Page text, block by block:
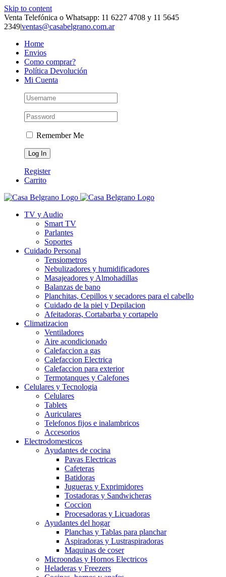
Skip to content
Venta Telefónica o Whatsapp: 11 6227 4708 y 11 5645
2349|ventas@casabelgrano.com.ar
Home
Envios
Como comprar?
Política Devolución
Mi Cuenta
Remember Me
Register
Carrito
TV y Audio
Smart TV
Parlantes
Soportes
Cuidado Personal
Tensiometros
Nebulizadores y humidificadores
Masajeadores y Almohadillas
Balanzas de bano
Planchitas, Cepillos y secadores para el cabello
Cuidado de la piel y Depilacion
Afeitadoras, Cortabarba y cortapelo
Climatizacion
Ventiladores
Aire acondicionado
Calefaccion a gas
Calefaccion Electrica
Calefaccion para exterior
Termotanques y Calefones
Celulares y Tecnologia
Celulares
Tablets
Auriculares
Telefonos fijos e inalambricos
Accesorios
Electrodomesticos
Ayudantes de cocina
Pavas Electricas
Cafeteras
Batidoras
Jugueras y Exprimidores
Tostadoras y Sandwicheras
Coccion
Procesadoras y Licuadoras
Ayudantes del hogar
Planchas y Tablas para planchar
Aspiradoras y Lustraspiradoras
Maquinas de coser
Microondas y Hornos Electricos
Heladeras y Freezers